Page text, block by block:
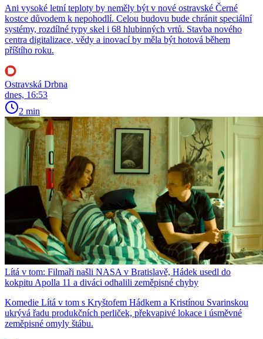
Ani vysoké letní teploty by neměly být v nové ostravské Černé
kostce důvodem k nepohodlí. Celou budovu bude chránit speciální
systémy, rozdílné typy skel i 68 hlubinných vrtů. Stavba nového
centra digitalizace, vědy a inovací by měla být hotová během
příštího roku.
Ostravská Drbna
dnes, 16:53
2 min
Lítá v tom: Filmaři našli NASA v Bratislavě, Hádek usedl do
kokpitu Apolla 11 a diváci odhalili zeměpisné chyby
Komedie Lítá v tom s Kryštofem Hádkem a Kristínou Svarinskou
ukrývá řadu produkčních perliček, překvapivé lokace i úsměvné
zeměpisné omyly štábu.